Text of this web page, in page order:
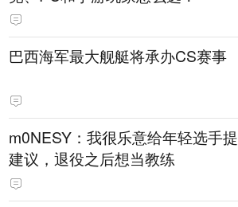
巴西海军最大舰艇将承办CS赛事
m0NESY：我很乐意给年轻选手提
建议，退役之后想当教练